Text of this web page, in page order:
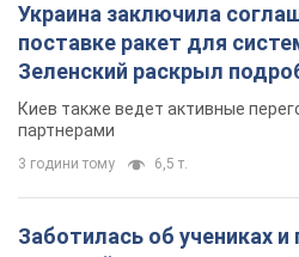
Украина заключила
поставке ракет для
Зеленский раскрыл
Киев также ведет активные
партнерами
3 години тому 6,5 т.
Заботилась об учениках